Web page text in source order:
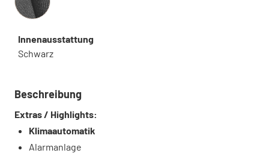
Innenausstattung
Schwarz
Beschreibung
Extras / Highlights:
Klimaautomatik
Alarmanlage